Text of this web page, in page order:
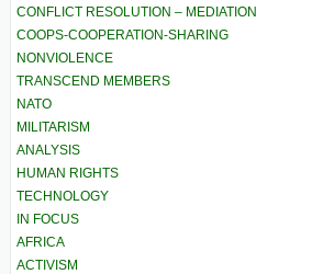
CONFLICT RESOLUTION – MEDIATION
COOPS-COOPERATION-SHARING
NONVIOLENCE
TRANSCEND MEMBERS
NATO
MILITARISM
ANALYSIS
HUMAN RIGHTS
TECHNOLOGY
IN FOCUS
AFRICA
ACTIVISM